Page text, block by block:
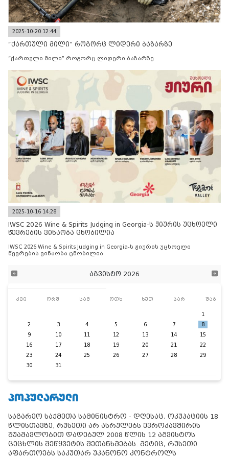
2025-10-20 12:44
“ქართული მილი” როგორც ლიდერი ბაზარზე
“ქართული მილი” როგორც ლიდერი ბაზარზე
2025-10-16 14:28
IWSC 2026 Wine & Spirits Judging in Georgia-ს ჟიურის უცხოელი
წევრების ვინაობა ცნობილია
IWSC 2026 Wine & Spirits Judging in Georgia-ს ჟიურის უცხოელი
წევრების ვინაობა ცნობილია
აგვისტო 2026
კვი ორშ სამ ოთხ ხუთ პარ შაბ
1
2
3 4 5 6 7
8
9
10 11 12 13 14
15
16
17 18 19 20 21
22
23
24 25 26 27 28
29
30
31
ᲞᲝᲞᲣᲚᲐᲠᲣᲚᲘ
საგარეო საქმეთა სამინისტრო - დღესაც, ოკუპაციის 18
წლისთავზე, რუსეთი არ ასრულებს ევროკავშირის
შუამავლობით დადებულ 2008 წლის 12 აგვისტოს
ცეცხლის შეწყვეტის შეთანხმებას. მეტიც, რუსეთი
აფართოებს საკუთარ უკანონო კონტროლს